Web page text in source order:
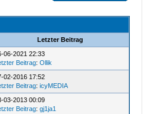
Letzter Beitrag
06-2021 22:33
Beitrag: Ollik
02-2016 17:52
Beitrag: icyMEDIA
03-2013 00:09
Beitrag: gj1ja1